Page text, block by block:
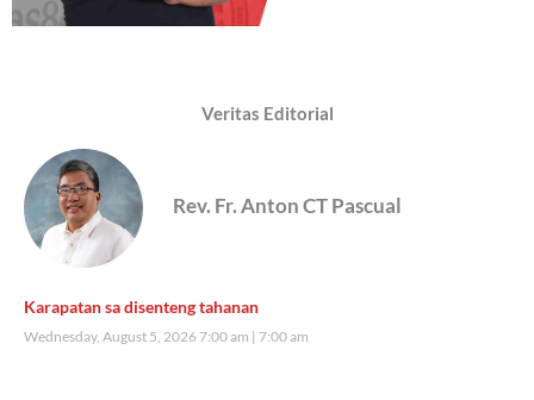
Veritas Editorial
Rev. Fr. Anton CT Pascual
Karapatan sa disenteng tahanan
Wednesday, August 5, 2026 7:00 am 7:00 am